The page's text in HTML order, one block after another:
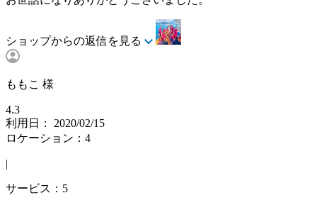
ショップからの返信を見る
ももこ 様
4.3
利用日： 2020/02/15
ロケーション：4
|
サービス：5